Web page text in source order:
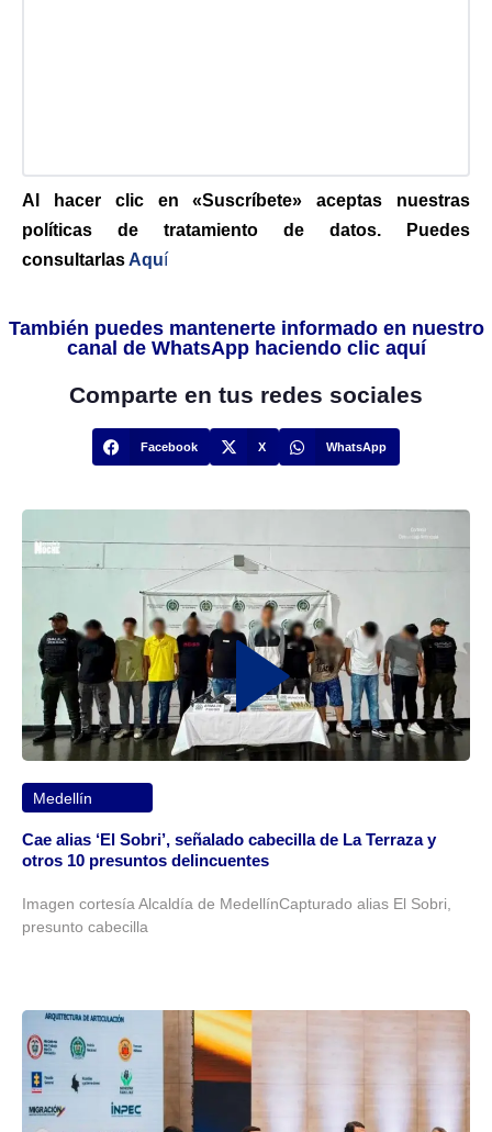
Al hacer clic en «Suscríbete» aceptas nuestras
políticas de tratamiento de datos. Puedes
consultarlas Aquí
También puedes mantenerte informado en nuestro
canal de WhatsApp haciendo clic aquí
Comparte en tus redes sociales
Facebook X WhatsApp
Medellín
Cae alias ‘El Sobri’, señalado cabecilla de La Terraza y
otros 10 presuntos delincuentes
Imagen cortesía Alcaldía de MedellínCapturado alias El Sobri,
presunto cabecilla